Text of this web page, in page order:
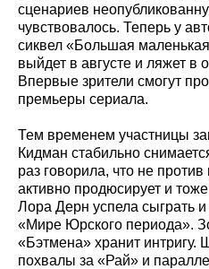
сценариев
чувствовалось. Теперь у
сиквел «Большая
выйдет в августе и ляжет в
Впервые зрители смогут
премьеры сериала.
Тем временем участницы
Кидман стабильно
раз говорила, что не
активно продюсирует и
Лора Дерн успела сыграть
«Мире Юрского периода».
«Бэтмена» хранит
похвалы за «Рай» и